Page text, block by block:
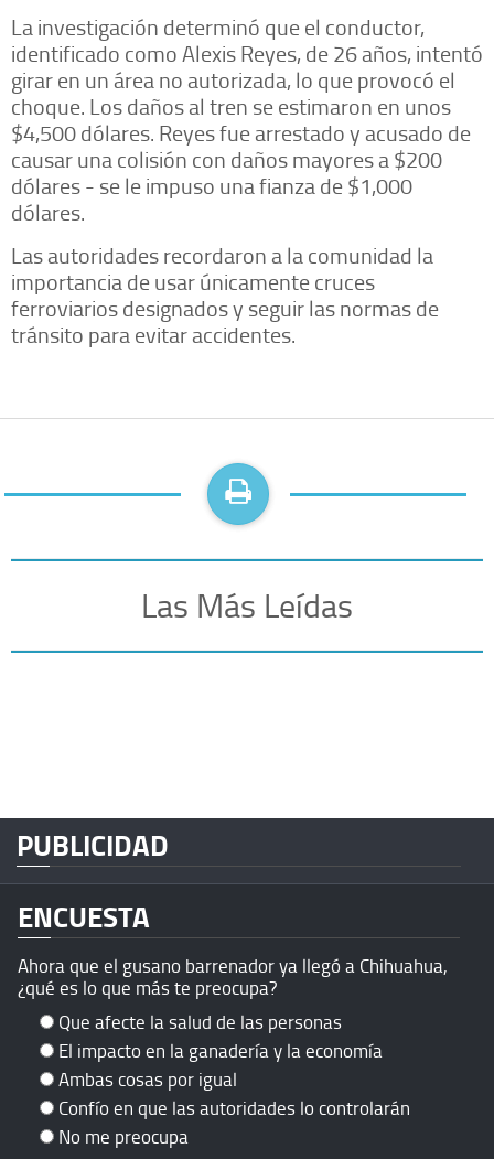
La investigación determinó que el conductor,
identificado como Alexis Reyes, de 26 años, intentó
girar en un área no autorizada, lo que provocó el
choque. Los daños al tren se estimaron en unos
$4,500 dólares. Reyes fue arrestado y acusado de
causar una colisión con daños mayores a $200
dólares - se le impuso una fianza de $1,000
dólares.
Las autoridades recordaron a la comunidad la
importancia de usar únicamente cruces
ferroviarios designados y seguir las normas de
tránsito para evitar accidentes.
Las Más Leídas
PUBLICIDAD
ENCUESTA
Ahora que el gusano barrenador ya llegó a Chihuahua,
¿qué es lo que más te preocupa?
Que afecte la salud de las personas
El impacto en la ganadería y la economía
Ambas cosas por igual
Confío en que las autoridades lo controlarán
No me preocupa